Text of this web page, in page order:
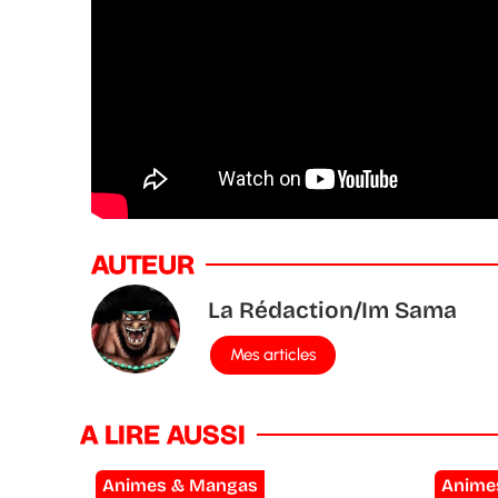
AUTEUR
La Rédaction/Im Sama
Mes articles
A LIRE AUSSI
Animes & Mangas